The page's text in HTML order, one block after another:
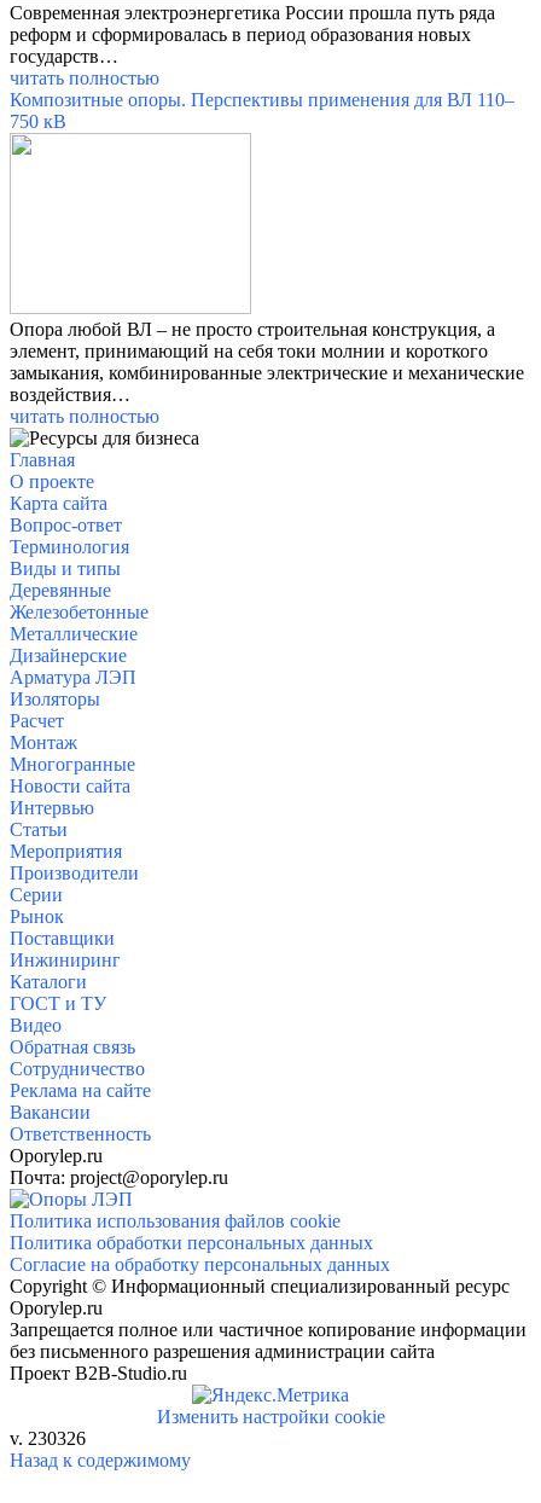
Современная электроэнергетика России прошла путь ряда
реформ и сформировалась в период образования новых
государств…
читать полностью
Композитные опоры. Перспективы применения для ВЛ 110–
750 кВ
Опора любой ВЛ – не просто строительная конструкция, а
элемент, принимающий на себя токи молнии и короткого
замыкания, комбинированные электрические и механические
воздействия…
читать полностью
Главная
О проекте
Карта сайта
Вопрос-ответ
Терминология
Виды и типы
Деревянные
Железобетонные
Металлические
Дизайнерские
Арматура ЛЭП
Изоляторы
Расчет
Монтаж
Многогранные
Новости сайта
Интервью
Статьи
Мероприятия
Производители
Серии
Рынок
Поставщики
Инжиниринг
Каталоги
ГОСТ и ТУ
Видео
Обратная связь
Сотрудничество
Реклама на сайте
Вакансии
Ответственность
Oporylep.ru
Почта: project@oporylep.ru
Политика использования файлов cookie
Политика обработки персональных данных
Согласие на обработку персональных данных
Copyright © Информационный специализированный ресурс
Oporylep.ru
Запрещается полное или частичное копирование информации
без письменного разрешения администрации сайта
Проект B2B-Studio.ru
Изменить настройки cookie
v. 230326
Назад к содержимому